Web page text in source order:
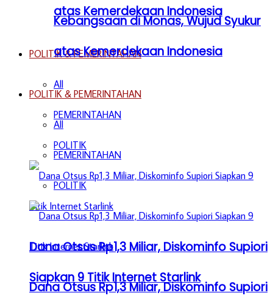
atas Kemerdekaan Indonesia
POLITIK & PEMERINTAHAN
All
PEMERINTAHAN
POLITIK
Dana Otsus Rp1,3 Miliar, Diskominfo Supiori
Siapkan 9 Titik Internet Starlink
Kebangsaan di Monas, Wujud Syukur
atas Kemerdekaan Indonesia
POLITIK & PEMERINTAHAN
All
PEMERINTAHAN
POLITIK
Dana Otsus Rp1,3 Miliar, Diskominfo Supiori